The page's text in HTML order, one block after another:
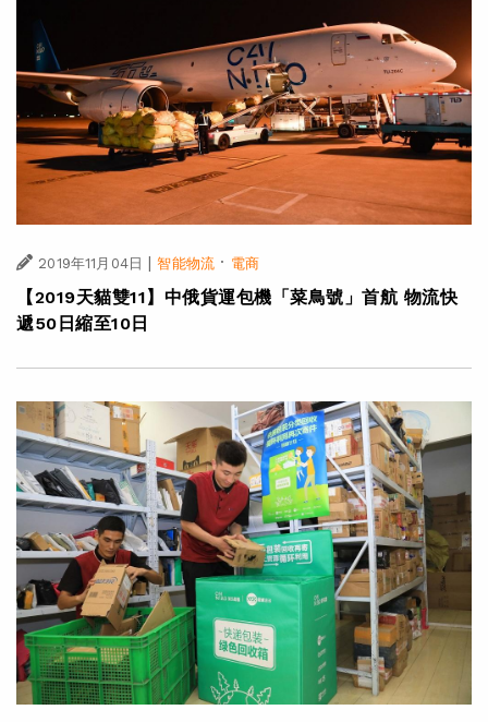
2019年11月04日 | 智能物流 · 電商
【2019天貓雙11】中俄貨運包機「菜鳥號」首航 物流快
遞50日縮至10日